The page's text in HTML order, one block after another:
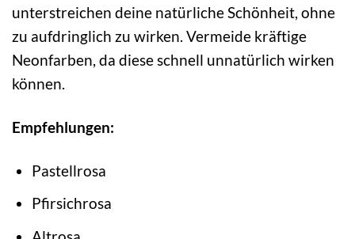
unterstreichen deine natürliche Schönheit, ohne
zu aufdringlich zu wirken. Vermeide kräftige
Neonfarben, da diese schnell unnatürlich wirken
können.
Empfehlungen:
Pastellrosa
Pfirsichrosa